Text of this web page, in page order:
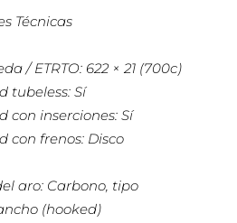
Técnicas
/ ETRTO: 622 × 21 (700c)
tubeless: Sí
con inserciones: Sí
con frenos: Disco
aro: Carbono, tipo
(hooked)